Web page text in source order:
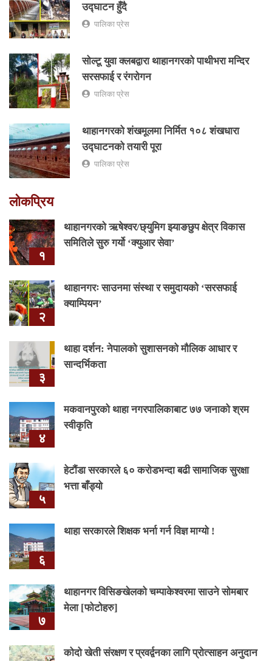
उद्घाटन हुँदै
पालिका प्रेस
सोल्टू युवा क्लबद्वारा थाहानगरको पाथीभरा मन्दिर
सरसफाई र रंगरोगन
पालिका प्रेस
थाहानगरको शंखमूलमा निर्मित १०८ शंखधारा
उद्घाटनको तयारी पूरा
पालिका प्रेस
लोकप्रिय
१
थाहानगरकाे ऋषेश्वर/छ्युमिग झ्याङछुप क्षेत्र विकास
समितिले सुरु गर्यो ‘क्युआर सेवा’
२
थाहानगरः साउनमा संस्था र समुदायको ‘सरसफाई
क्याम्पियन’
३
थाहा दर्शन: नेपालको सुशासनको मौलिक आधार र
सान्दर्भिकता
४
मकवानपुरको थाहा नगरपालिकाबाट ७७ जनाको श्रम
स्वीकृति
५
हेटौंडा सरकारले ६० करोडभन्दा बढी सामाजिक सुरक्षा
भत्ता बाँड्यो
६
थाहा सरकारले शिक्षक भर्ना गर्न विज्ञ माग्यो !
७
थाहानगर विसिङखेलको चम्पाकेश्वरमा साउने सोमबार
मेला [फोटोहरु]
कोदो खेती संरक्षण र प्रवर्द्वनका लागि प्रोत्साहन अनुदान